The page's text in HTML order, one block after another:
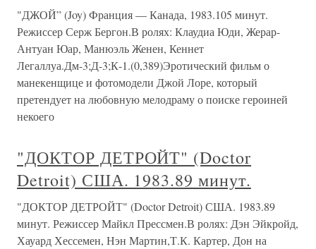
"ДЖОЙ” (Joy) Франция — Канада, 1983.105 минут.
Режиссер Серж Бергон.В ролях: Клаудиа Юди, Жерар-
Антуан Юар, Манюэль Женен, Кеннет
Легаллуа.Дм-3;Д-3;К-1.(0,389)Эротический фильм о
манекенщице и фотомодели Джой Лоре, который
претендует на любовную мелодраму о поиске героиней
некоего
"ДОКТОР ДЕТРОЙТ" (Doctor
Detroit) США. 1983.89 минут.
"ДОКТОР ДЕТРОЙТ" (Doctor Detroit) США. 1983.89
минут. Режиссер Майкл Прессмен.В ролях: Дэн Эйкройд,
Хауард Хессемен, Нэн Мартин,Т.К. Картер, Дон на